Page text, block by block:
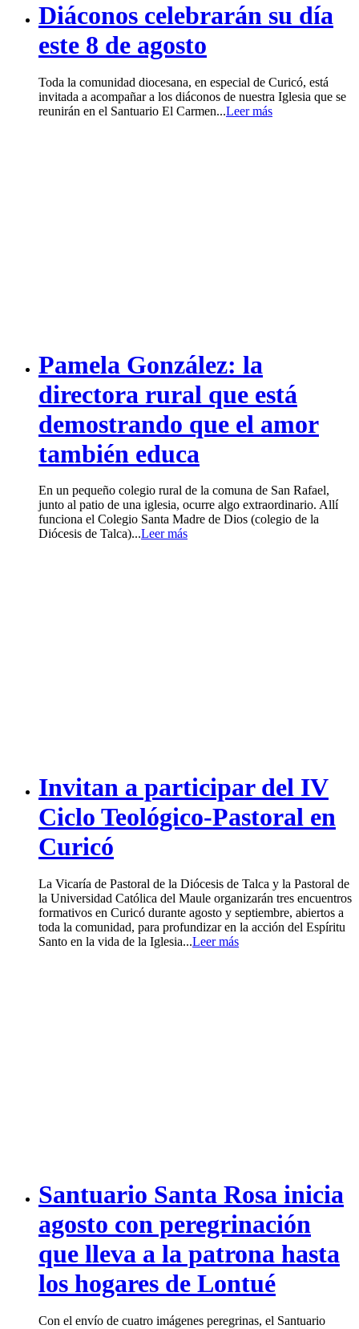
Diáconos celebrarán su día
este 8 de agosto
Toda la comunidad diocesana, en especial de Curicó, está
invitada a acompañar a los diáconos de nuestra Iglesia que se
reunirán en el Santuario El Carmen...Leer más
Pamela González: la
directora rural que está
demostrando que el amor
también educa
En un pequeño colegio rural de la comuna de San Rafael,
junto al patio de una iglesia, ocurre algo extraordinario. Allí
funciona el Colegio Santa Madre de Dios (colegio de la
Diócesis de Talca)...Leer más
Invitan a participar del IV
Ciclo Teológico-Pastoral en
Curicó
La Vicaría de Pastoral de la Diócesis de Talca y la Pastoral de
la Universidad Católica del Maule organizarán tres encuentros
formativos en Curicó durante agosto y septiembre, abiertos a
toda la comunidad, para profundizar en la acción del Espíritu
Santo en la vida de la Iglesia...Leer más
Santuario Santa Rosa inicia
agosto con peregrinación
que lleva a la patrona hasta
los hogares de Lontué
Con el envío de cuatro imágenes peregrinas, el Santuario